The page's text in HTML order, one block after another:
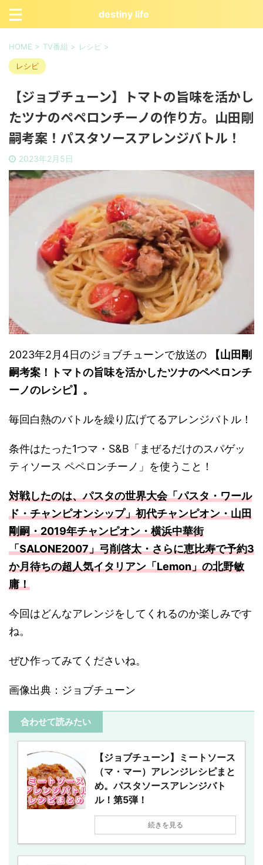
destiny life
HOME > TV番組 > レシピ >
レシピ
【ジョブチューン】トマトの旨味を活かし
たツナのペペロンチーノの作り方。山田剛
嗣考案！パスタソースアレンジバトル！
2023年2月5日
2023年2月4日のジョブチューンで放送の
【山田剛
嗣考案！トマトの旨味を活かしたツナのペペロンチ
ーノのレシピ】。
毎回白熱のバトルを繰り広げてるアレンジバトル！
条件はたった1つマ・S&B「まぜるだけのスパゲッ
ティソース ペペロンチーノ」を使うこと！
対戦したのは、パスタの世界大会「パスタ・ワール
ド・チャンピオンシップ」初代チャンピオン・山田
剛嗣・2019年チャンピオン・横浜中華街
「SALONE2007」弓削啓太・さらに恵比寿で予約3
か月待ちの超人気イタリアン「Lemon」の北野敏
庸！
今回はどんなアレンジをしてくれるのか楽しみです
ね。
ぜひ作ってみてくださいね。
画像出典：ジョブチューン
合わせて読みたい
【ジョブチューン】ミートソース
（マ・マー）アレンジレシピまと
め。パスタソースアレンジバト
ル！第5弾！
続きを見る